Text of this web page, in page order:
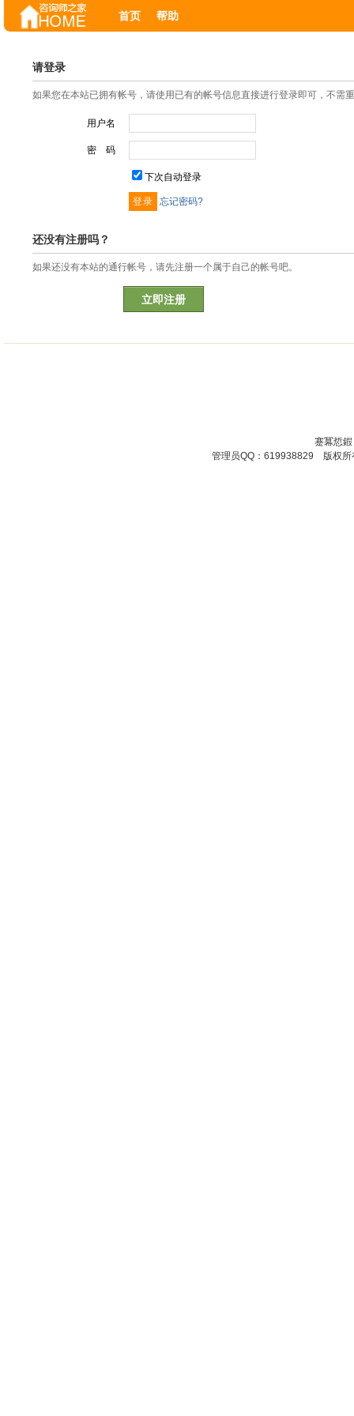
首页 帮助
请登录
如果您在本站已拥有帐号，请使用已有的帐号信息直接进行登录即可，不需
用户名
密 码
下次自动登录
忘记密码?
还没有注册吗？
如果还没有本站的通行帐号，请先注册一个属于自己的帐号吧。
立即注册
蹇冪悊
管理员QQ：619938829 版权